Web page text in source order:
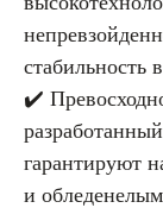
стабильность
✔️
гарантируют
и